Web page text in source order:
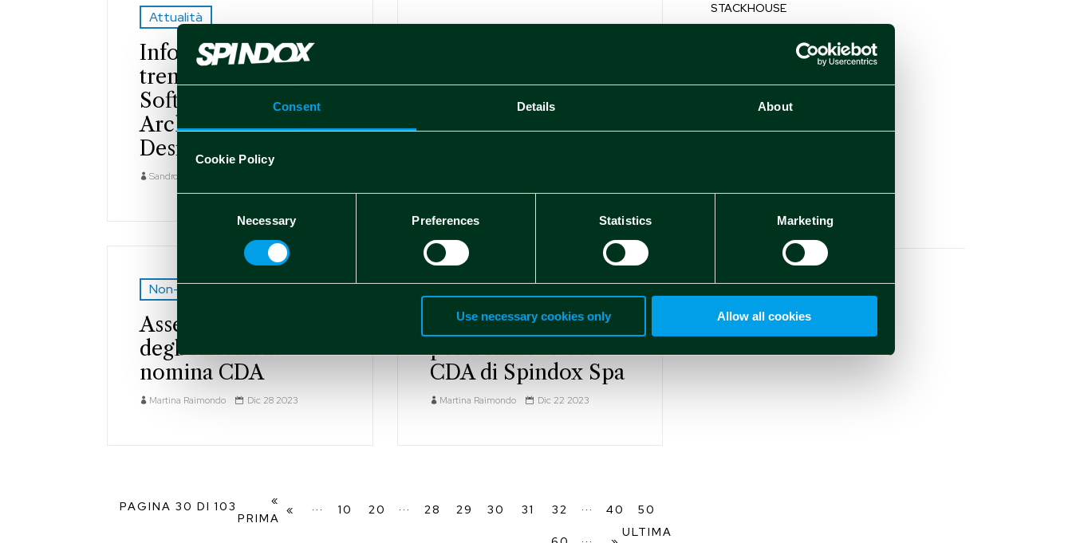
Consent Details About
Cookie Policy
Necessary Preferences Statistics Marketing
Use necessary cookies only Allow all cookies
Attualità
InfoQ Report: i
trend del 2024 per
Software
Architecture &
Design
Sandro Pinna
Non-price sensitive 2023
Assemblea ordinaria
degli Azionisti:
nomina CDA
Martina Raimondo Dic 28 2023
Non-price sensitive 2023
Depositate le liste
per il rinnovo del
CDA di Spindox Spa
Martina Raimondo Dic 22 2023
PAGINA 30 DI 103
«
PRIMA
« ... 10 20 ... 28 29 30 31 32 ... 40 50
... ULTIMA
STACKHOUSE
DEEP CONSULTING